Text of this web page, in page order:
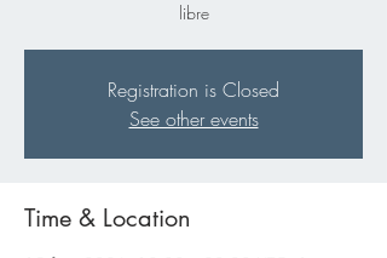
libre
Registration is Closed
See other events
Time & Location